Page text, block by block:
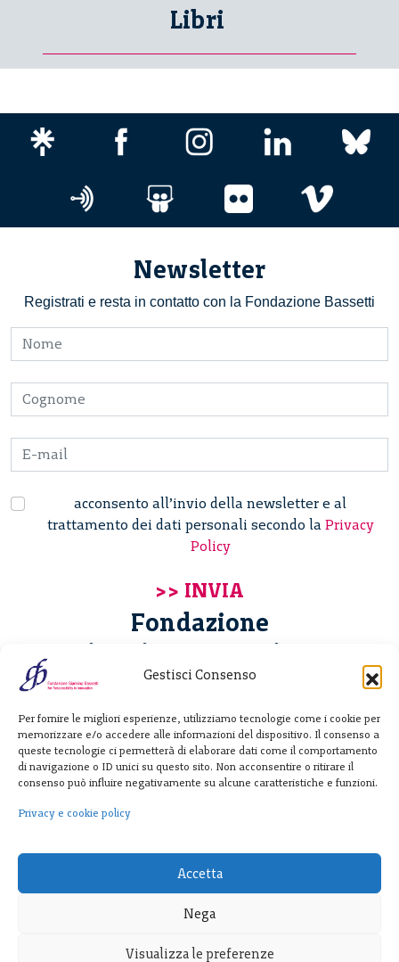
Gestisci Consenso
Per fornire le migliori esperienze, utilizziamo tecnologie come i cookie per
memorizzare e/o accedere alle informazioni del dispositivo. Il consenso a
queste tecnologie ci permetterà di elaborare dati come il comportamento
di navigazione o ID unici su questo sito. Non acconsentire o ritirare il
consenso può influire negativamente su alcune caratteristiche e funzioni.
Privacy e cookie policy
Accetta
Nega
Visualizza le preferenze
Libri
Newsletter
Registrati e resta in contatto con la Fondazione Bassetti
acconsento all’invio della newsletter e al
trattamento dei dati personali secondo la Privacy
Policy
Fondazione
Giannino Bassetti ETS
20122 Milano - Italia
T. +39 02 781933
F. + 39 02 76392030
info@fondazionebassetti.org
p.i. 12520270153